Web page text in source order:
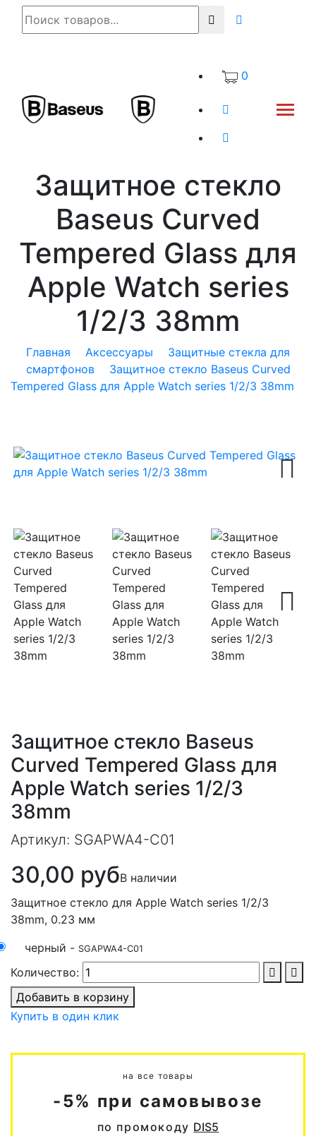
0
Защитное стекло
Baseus Curved
Tempered Glass для
Apple Watch series
1/2/3 38mm
Главная Аксессуары
Защитные стекла для
смартфонов
Защитное стекло Baseus Curved
Tempered Glass для Apple Watch series 1/2/3 38mm
Next
Защитное стекло Baseus
Curved Tempered Glass для
Apple Watch series 1/2/3
38mm
Артикул: SGAPWA4-C01
30,00 рубВ наличии
Защитное стекло для Apple Watch series 1/2/3
38mm, 0.23 мм
черный - SGAPWA4-C01
Количество:
Добавить в корзину
Купить в один клик
на все товары
-5% при самовывозе
по промокоду DIS5